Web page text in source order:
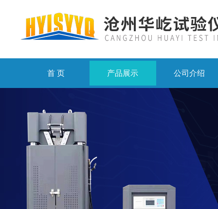
首 页 产品展示 公司介绍